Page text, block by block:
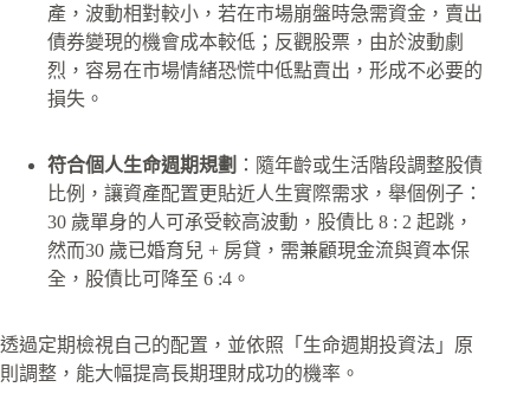
產，波動相對較小，若在市場崩盤時急需資金，賣出
債券變現的機會成本較低；反觀股票，由於波動劇
烈，容易在市場情緒恐慌中低點賣出，形成不必要的
損失。
符合個人生命週期規劃 ：隨年齡或生活階段調整股債
比例，讓資產配置更貼近人生實際需求，舉個例子：
30 歲單身的人可承受較高波動，股債比 8 : 2 起跳，
然而30 歲已婚育兒 + 房貸，需兼顧現金流與資本保
全，股債比可降至 6 :4。
透過定期檢視自己的配置，並依照「生命週期投資法」原
則調整，能大幅提高長期理財成功的機率。